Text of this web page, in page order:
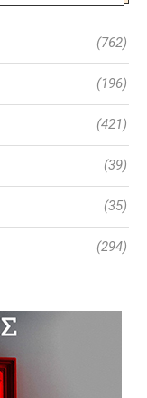
(762)
(196)
(421)
(39)
(35)
(294)